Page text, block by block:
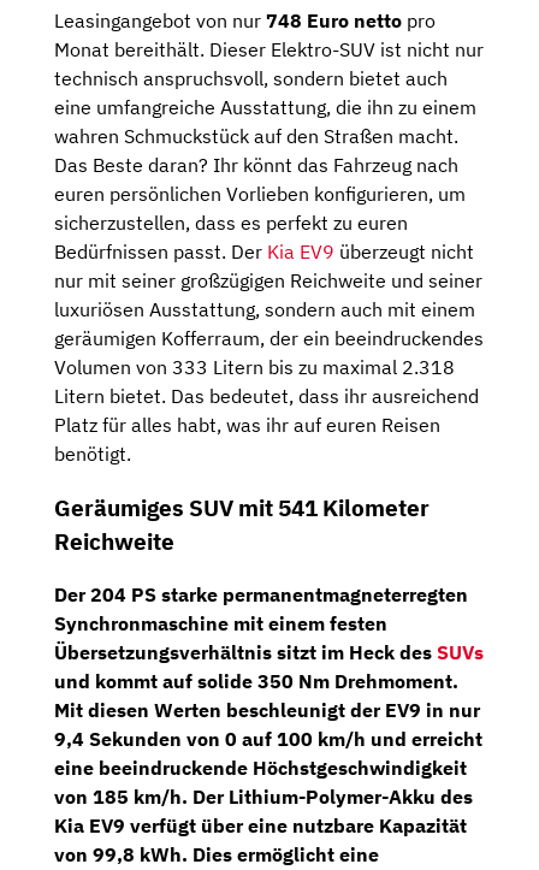
Leasingangebot von nur 748 Euro netto pro
Monat bereithält. Dieser Elektro-SUV ist nicht nur
technisch anspruchsvoll, sondern bietet auch
eine umfangreiche Ausstattung, die ihn zu einem
wahren Schmuckstück auf den Straßen macht.
Das Beste daran? Ihr könnt das Fahrzeug nach
euren persönlichen Vorlieben konfigurieren, um
sicherzustellen, dass es perfekt zu euren
Bedürfnissen passt. Der Kia EV9 überzeugt nicht
nur mit seiner großzügigen Reichweite und seiner
luxuriösen Ausstattung, sondern auch mit einem
geräumigen Kofferraum, der ein beeindruckendes
Volumen von 333 Litern bis zu maximal 2.318
Litern bietet. Das bedeutet, dass ihr ausreichend
Platz für alles habt, was ihr auf euren Reisen
benötigt.
Geräumiges SUV mit 541 Kilometer
Reichweite
Der 204 PS starke permanentmagneterregten
Synchronmaschine mit einem festen
Übersetzungsverhältnis sitzt im Heck des SUVs
und kommt auf solide 350 Nm Drehmoment.
Mit diesen Werten beschleunigt der EV9 in nur
9,4 Sekunden von 0 auf 100 km/h und erreicht
eine beeindruckende Höchstgeschwindigkeit
von 185 km/h. Der Lithium-Polymer-Akku des
Kia EV9 verfügt über eine nutzbare Kapazität
von 99,8 kWh. Dies ermöglicht eine